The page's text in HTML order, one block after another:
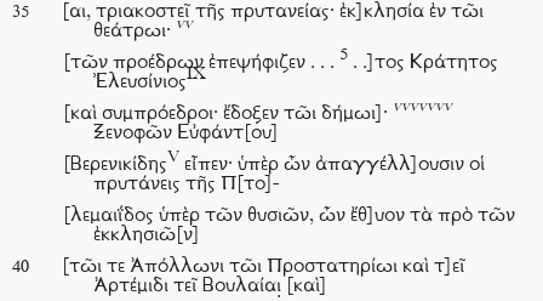
35
[αι, τριακοστεῖ τῆς πρυτανείας· ἐκ]κλησία ἐν τῶι
θεάτρωι· vv
[τῶν προέδρων ἐπεψήφιζεν . . . 5 . .]τος Κράτητος
ἘλευσίνιοςIX
[καὶ συμπρόεδροι· ἔδοξεν τῶι δήμωι]· vvvvvvv
Ξενοφῶν Εὐφάντ[ου]
[ΒερενικίδηςV εἶπεν· ὑπὲρ ὧν ἀπαγγέλλ]ουσιν οἱ
πρυτάνεις τῆς Π[το]-
[λεμαιΐδος ὑπὲρ τῶν θυσιῶν, ὧν ἔθ]υον τὰ πρὸ τῶν
ἐκκλησιῶ[ν]
40
[τῶι τε Ἀπόλλωνι τῶι Προστατηρίωι καὶ τ]εῖ
Ἀρτέμιδι τεῖ Βουλαίαι̣ [καὶ]